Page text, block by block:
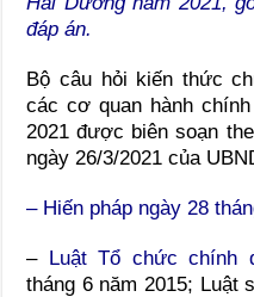
đáp án.
Bộ câu hỏi kiến thức
các cơ quan hành
2021 được biên soạn
ngày 26/3/2021 của
– Hiến pháp ngày 28
– Luật Tổ chức chính
tháng 6 năm 2015; Luật